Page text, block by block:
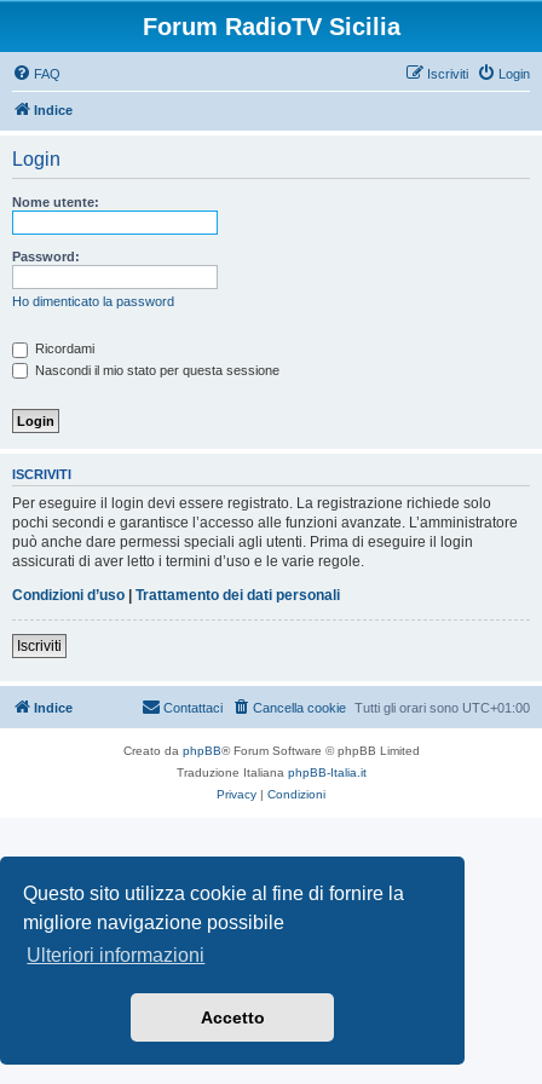
Questo sito utilizza cookie al fine di fornire la
migliore navigazione possibile
Ulteriori informazioni
Accetto
Forum RadioTV Sicilia
FAQ Login
Iscriviti
Indice
Login
Nome utente:
Password:
Ho dimenticato la password
Ricordami
Nascondi il mio stato per questa sessione
ISCRIVITI
Per eseguire il login devi essere registrato. La registrazione richiede solo
pochi secondi e garantisce l’accesso alle funzioni avanzate. L’amministratore
può anche dare permessi speciali agli utenti. Prima di eseguire il login
assicurati di aver letto i termini d’uso e le varie regole.
Condizioni d’uso | Trattamento dei dati personali
Iscriviti
Indice Tutti gli orari sono UTC+01:00
Cancella cookie
Contattaci
Creato da phpBB® Forum Software © phpBB Limited
Traduzione Italiana phpBB-Italia.it
Privacy | Condizioni